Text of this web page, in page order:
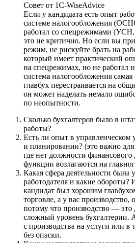
Совет от 1С-WiseAdvice
Если у кандидата есть опыт
системе налогообложения
работал со спецрежимами
это не критично. Но если вы
режим, не рискуйте брать на
который имеет практический
на спецрежимах, но не
система налогообложения
главбух перестраивается на
он может наделать немало
по неопытности.
Сколько бухгалтеров было в
работы?
Есть ли опыт в управленческом
и планировании? (это важно
где нет должности финансового
функции возлагаются на
Какая сфера деятельности была
работодателя и какие обороты?
кандидат был хорошим
торговле, а у вас производство,
потому что производство — это
сложный уровень бухгалтерии.
с производства на услуги или
без опаски.